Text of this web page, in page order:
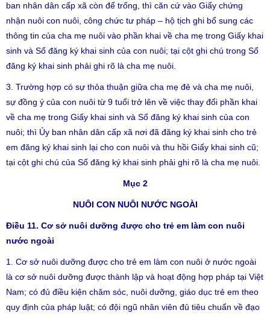
ban nhân dân cấp xã còn để trống, thì căn cứ vào Giấy chứng
nhận nuôi con nuôi, công chức tư pháp – hộ tịch ghi bổ sung các
thông tin của cha mẹ nuôi vào phần khai về cha mẹ trong Giấy khai
sinh và Sổ đăng ký khai sinh của con nuôi; tại cột ghi chú trong Sổ
đăng ký khai sinh phải ghi rõ là cha mẹ nuôi.
3. Trường hợp có sự thỏa thuận giữa cha mẹ đẻ và cha mẹ nuôi,
sự đồng ý của con nuôi từ 9 tuổi trở lên về việc thay đổi phần khai
về cha mẹ trong Giấy khai sinh và Sổ đăng ký khai sinh của con
nuôi; thì Ủy ban nhân dân cấp xã nơi đã đăng ký khai sinh cho trẻ
em đăng ký khai sinh lại cho con nuôi và thu hồi Giấy khai sinh cũ;
tại cột ghi chú của Sổ đăng ký khai sinh phải ghi rõ là cha mẹ nuôi.
Mục 2
NUÔI CON NUÔI NƯỚC NGOÀI
Điều 11. Cơ sở nuôi dưỡng được cho trẻ em làm con nuôi
nước ngoài
1. Cơ sở nuôi dưỡng được cho trẻ em làm con nuôi ở nước ngoài
là cơ sở nuôi dưỡng được thành lập và hoạt động hợp pháp tại Việt
Nam; có đủ điều kiện chăm sóc, nuôi dưỡng, giáo dục trẻ em theo
quy định của pháp luật; có đội ngũ nhân viên đủ tiêu chuẩn về đạo